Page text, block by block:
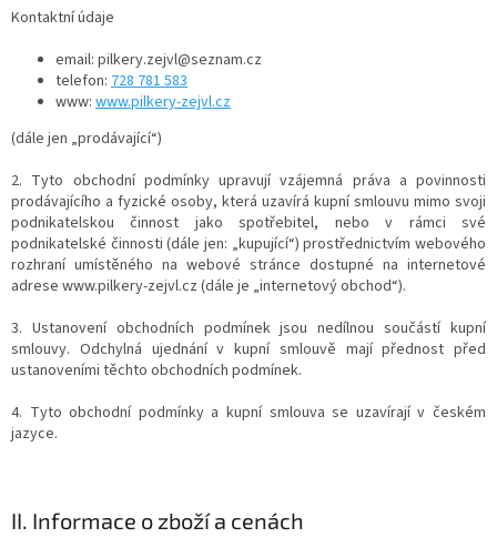
Kontaktní údaje
email: pilkery.zejvl@seznam.cz
telefon: 728 781 583
www: www.pilkery-zejvl.cz
(dále jen „prodávající“)
2. Tyto obchodní podmínky upravují vzájemná práva a povinnosti
prodávajícího a fyzické osoby, která uzavírá kupní smlouvu mimo svoji
podnikatelskou činnost jako spotřebitel, nebo v rámci své
podnikatelské činnosti (dále jen: „kupující“) prostřednictvím webového
rozhraní umístěného na webové stránce dostupné na internetové
adrese www.pilkery-zejvl.cz (dále je „internetový obchod“).
3. Ustanovení obchodních podmínek jsou nedílnou součástí kupní
smlouvy. Odchylná ujednání v kupní smlouvě mají přednost před
ustanoveními těchto obchodních podmínek.
4. Tyto obchodní podmínky a kupní smlouva se uzavírají v českém
jazyce.
II. Informace o zboží a cenách